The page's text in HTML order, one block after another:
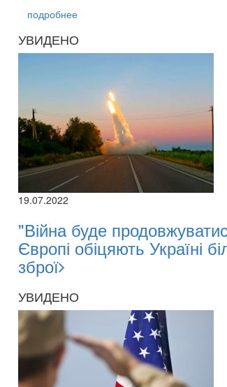
подробнее
УВИДЕНО
19.07.2022
"Війна буде
Європі обіцяють Україні
зброї
УВИДЕНО